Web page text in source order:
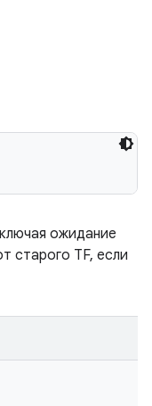
ожидание
старого TF, если